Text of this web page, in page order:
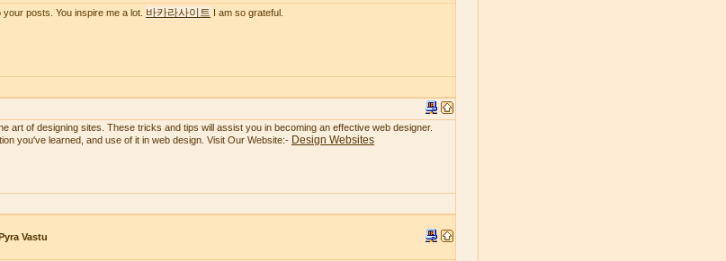
posts. You inspire me a lot. 바카라사이트 I am so grateful.
art of designing sites. These tricks and tips will assist you in becoming an effective web designer.
you've learned, and use of it in web design. Visit Our Website:- Design Websites
Vastu